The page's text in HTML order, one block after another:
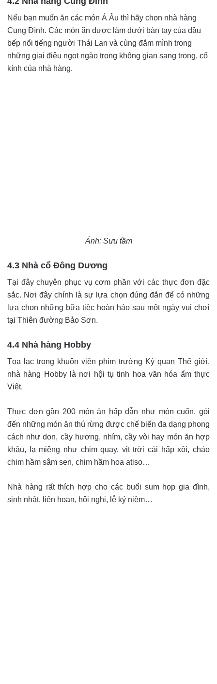
Nếu bạn muốn ăn các món Á Âu thì hãy chọn nhà hàng
Cung Đình. Các món ăn được làm dưới bàn tay của đầu
bếp nổi tiếng người Thái Lan và cùng đắm mình trong
những giai điệu ngọt ngào trong không gian sang trọng, cổ
kính của nhà hàng.
Ảnh: Sưu tầm
4.3 Nhà cổ Đông Dương
Tại đây chuyên phục vụ cơm phần với các thực đơn đặc
sắc. Nơi đây chính là sự lựa chọn đúng đắn để có những
lựa chọn những bữa tiệc hoàn hảo sau một ngày vui chơi
tại Thiên đường Bảo Sơn.
4.4 Nhà hàng Hobby
Tọa lạc trong khuôn viên phim trường Kỳ quan Thế giới,
nhà hàng Hobby là nơi hội tụ tinh hoa văn hóa ẩm thực
Việt.
Thực đơn gần 200 món ăn hấp dẫn như món cuốn, gỏi
đến những món ăn thú rừng được chế biến đa dạng phong
cách như don, cầy hương, nhím, cầy vòi hay món ăn hợp
khâu, lạ miệng như chim quay, vịt trời cái hấp xôi, cháo
chim hầm sâm sen, chim hầm hoa atiso…
Nhà hàng rất thích hợp cho các buổi sum họp gia đình,
sinh nhật, liên hoan, hội nghị, lễ kỷ niệm…